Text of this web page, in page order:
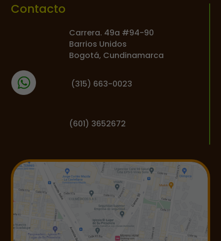
Contacto
Carrera. 49a #94-90
Barrios Unidos
Bogotá, Cundinamarca
(315) 663-0023
(601) 3652672